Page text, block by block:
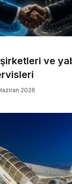
ve
2026